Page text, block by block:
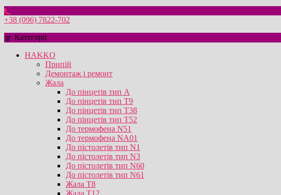
+38 (096) 7822-702
Категорії
HAKKO
Припій
Демонтаж і ремонт
Жала
До пінцетів тип А
До пінцетів тип T9
До пінцетів тип T38
До пінцетів тип T52
До термофена N51
До термофена NA01
До пістолетів тип N1
До пістолетів тип N3
До пістолетів тип N60
До пістолетів тип N61
Жала T8
Жала T12